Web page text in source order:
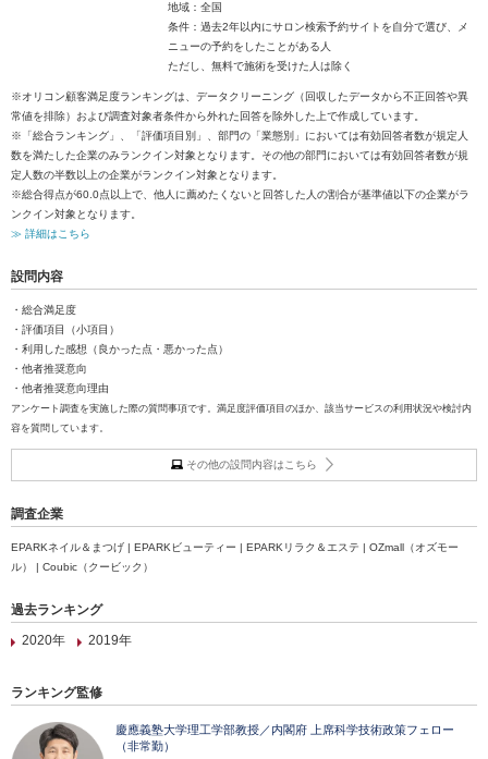
地域：全国
条件：過去2年以内にサロン検索予約サイトを自分で選び、メ
ニューの予約をしたことがある人
ただし、無料で施術を受けた人は除く
※オリコン顧客満足度ランキングは、データクリーニング（回収したデータから不正回答や異
常値を排除）および調査対象者条件から外れた回答を除外した上で作成しています。
※「総合ランキング」、「評価項目別」、部門の「業態別」においては有効回答者数が規定人
数を満たした企業のみランクイン対象となります。その他の部門においては有効回答者数が規
定人数の半数以上の企業がランクイン対象となります。
※総合得点が60.0点以上で、他人に薦めたくないと回答した人の割合が基準値以下の企業がラ
ンクイン対象となります。
≫ 詳細はこちら
設問内容
・総合満足度
・評価項目（小項目）
・利用した感想（良かった点・悪かった点）
・他者推奨意向
・他者推奨意向理由
アンケート調査を実施した際の質問事項です。満足度評価項目のほか、該当サービスの利用状況や検討内
容を質問しています。
その他の設問内容はこちら
調査企業
EPARKネイル＆まつげ | EPARKビューティー | EPARKリラク＆エステ | OZmall（オズモー
ル） | Coubic（クービック）
過去ランキング
2020年
2019年
ランキング監修
慶應義塾大学理工学部教授／内閣府 上席科学技術政策フェロー
（非常勤）